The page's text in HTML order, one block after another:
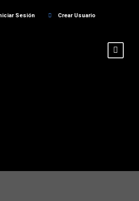
Sesión Crear Usuario